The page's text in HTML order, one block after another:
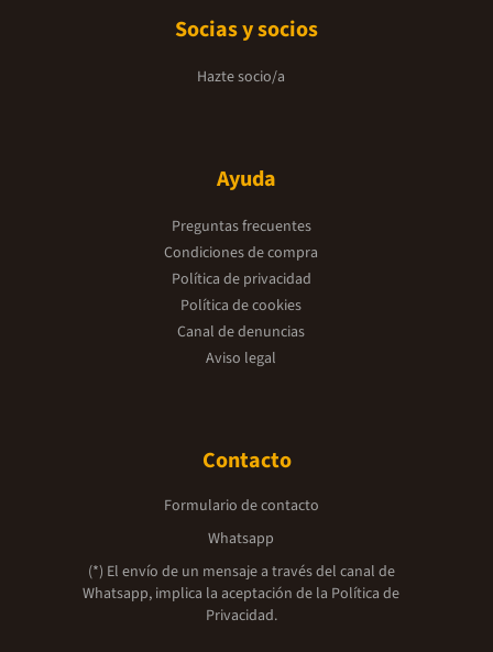
Socias y socios
Hazte socio/a
Ayuda
Preguntas frecuentes
Condiciones de compra
Política de privacidad
Política de cookies
Canal de denuncias
Aviso legal
Contacto
Formulario de contacto
Whatsapp
(*) El envío de un mensaje a través del canal de
Whatsapp, implica la aceptación de la Política de
Privacidad.